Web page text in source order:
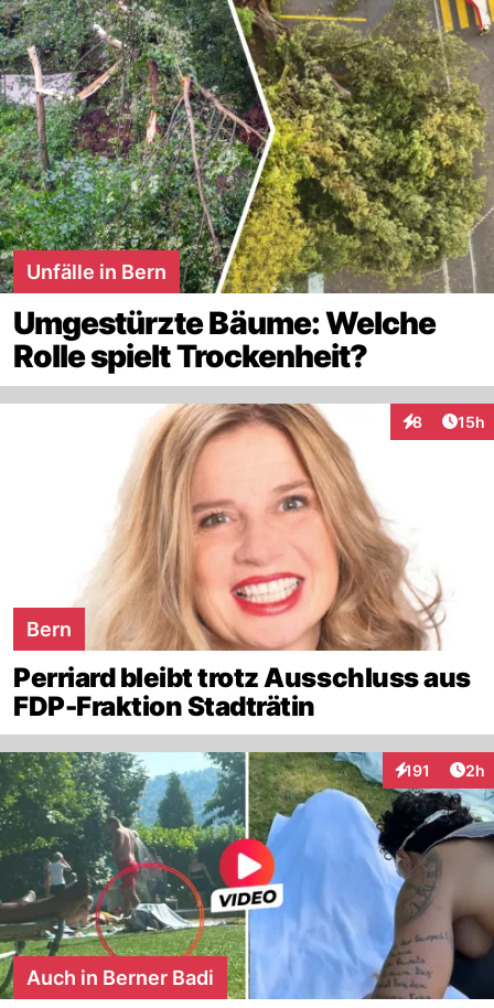
Unfälle in Bern
Umgestürzte Bäume: Welche
Rolle spielt Trockenheit?
8
Interaktionen
15h
Bern
Perriard bleibt trotz Ausschluss aus
FDP-Fraktion Stadträtin
191
Interaktionen
2h
Auch in Berner Badi